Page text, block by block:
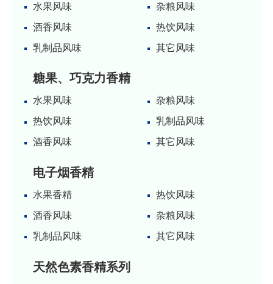
水果风味
杂粮风味
酒香风味
热饮风味
乳制品风味
其它风味
糖果、巧克力香精
水果风味
杂粮风味
热饮风味
乳制品风味
酒香风味
其它风味
电子烟香精
水果香精
热饮风味
酒香风味
杂粮风味
乳制品风味
其它风味
天然色素香精系列